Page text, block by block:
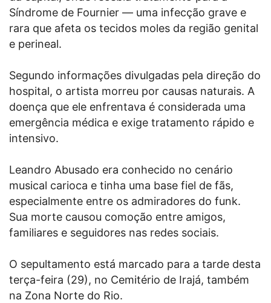
Síndrome de Fournier — uma infecção grave e
rara que afeta os tecidos moles da região genital
e perineal.
Segundo informações divulgadas pela direção do
hospital, o artista morreu por causas naturais. A
doença que ele enfrentava é considerada uma
emergência médica e exige tratamento rápido e
intensivo.
Leandro Abusado era conhecido no cenário
musical carioca e tinha uma base fiel de fãs,
especialmente entre os admiradores do funk.
Sua morte causou comoção entre amigos,
familiares e seguidores nas redes sociais.
O sepultamento está marcado para a tarde desta
terça-feira (29), no Cemitério de Irajá, também
na Zona Norte do Rio.